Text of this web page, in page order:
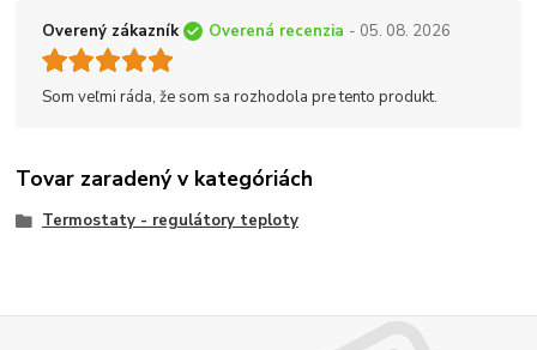
Overený zákazník Overená recenzia - 05. 08. 2026
Som veľmi ráda, že som sa rozhodola pre tento produkt.
Tovar zaradený v kategóriách
Termostaty - regulátory teploty